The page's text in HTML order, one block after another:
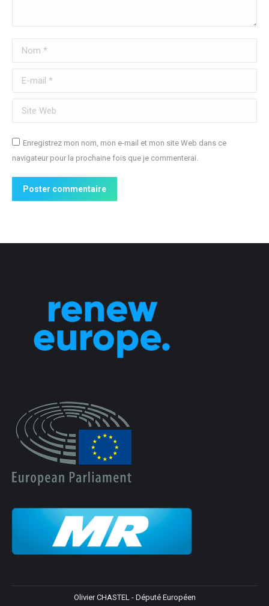
Nom *
E-mail *
Site Web
Enregistrez mon nom, mon e-mail et mon site Web dans ce
navigateur pour la prochaine fois que je commenterai.
Poster commentaire
Olivier CHASTEL - Député Européen